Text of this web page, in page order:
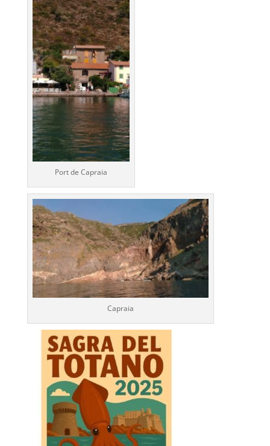
Port de Capraia
Capraia